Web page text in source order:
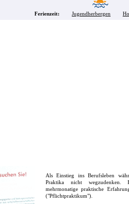
Ferienzeit: Jugendherbergen
Als Einstieg ins Berufsleben
Praktika nicht wegzudenken.
mehrmonatige praktische
("Pflichtpraktikum").